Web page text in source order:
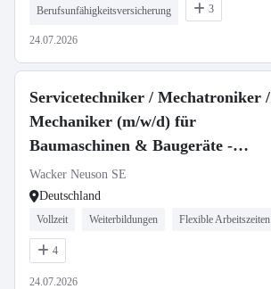
Berufsunfähigkeitsversicherung 3
24.07.2026
Servicetechniker / Mechatroniker /
Mechaniker (m/w/d) für
Baumaschinen & Baugeräte -
stationär oder mobil
Wacker Neuson SE
Deutschland
Vollzeit Weiterbildungen Flexible Arbeitszeiten
4
24.07.2026